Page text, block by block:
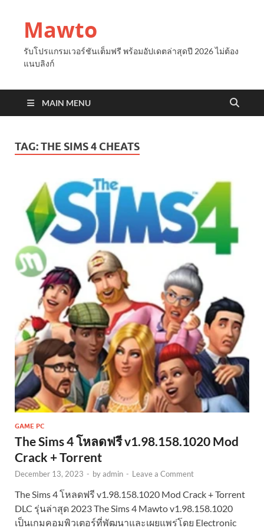
Mawto
รับโปรแกรมเวอร์ชันเต็มฟรี พร้อมอัปเดตล่าสุดปี 2026 ไม่ต้อง
แนบลิงก์
MAIN MENU
TAG:THE SIMS 4 CHEATS
GAME PC
The Sims 4 โหลดฟรี v1.98.158.1020 Mod
Crack + Torrent
December 13, 2023 - byadmin - Leave a Comment
The Sims 4 โหลดฟรี v1.98.158.1020 Mod Crack + Torrent
DLC รุ่นล่าสุด 2023 The Sims 4 Mawto v1.98.158.1020
เป็นเกมคอมพิวเตอร์ที่พัฒนาและเผยแพร่โดย Electronic